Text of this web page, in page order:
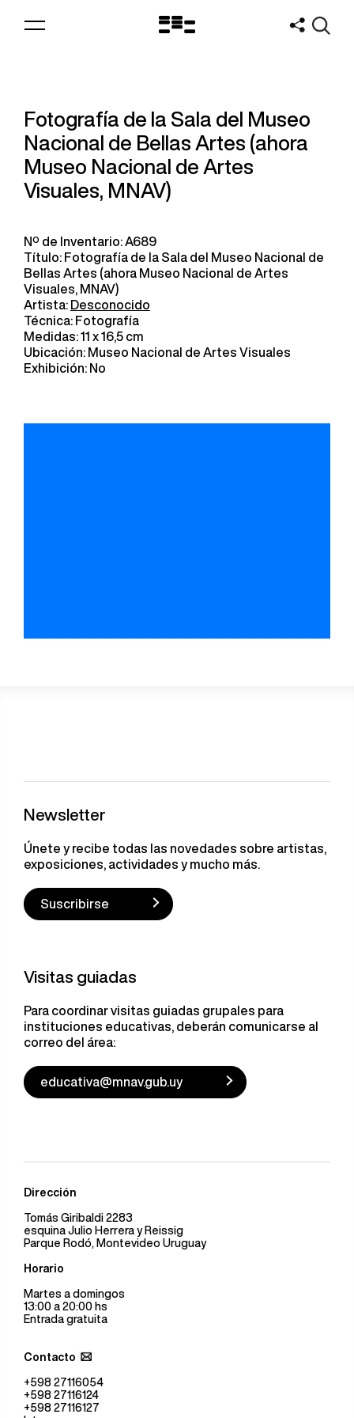
Logo
Fotografía de la Sala del Museo
Nacional de Bellas Artes (ahora
Museo Nacional de Artes
Visuales, MNAV)
Nº de Inventario: A689
Título: Fotografía de la Sala del Museo Nacional de
Bellas Artes (ahora Museo Nacional de Artes
Visuales, MNAV)
Artista: Desconocido
Técnica: Fotografía
Medidas: 11 x 16,5 cm
Ubicación: Museo Nacional de Artes Visuales
Exhibición: No
Newsletter
Únete y recibe todas las novedades sobre artistas,
exposiciones, actividades y mucho más.
Suscribirse
Visitas guiadas
Para coordinar visitas guiadas grupales para
instituciones educativas, deberán comunicarse al
correo del área:
educativa@mnav.gub.uy
Dirección
Tomás Giribaldi 2283
esquina Julio Herrera y Reissig
Parque Rodó, Montevideo Uruguay
Horario
Martes a domingos
13:00 a 20:00 hs
Entrada gratuita
Contacto
+598 27116054
+598 27116124
+598 27116127